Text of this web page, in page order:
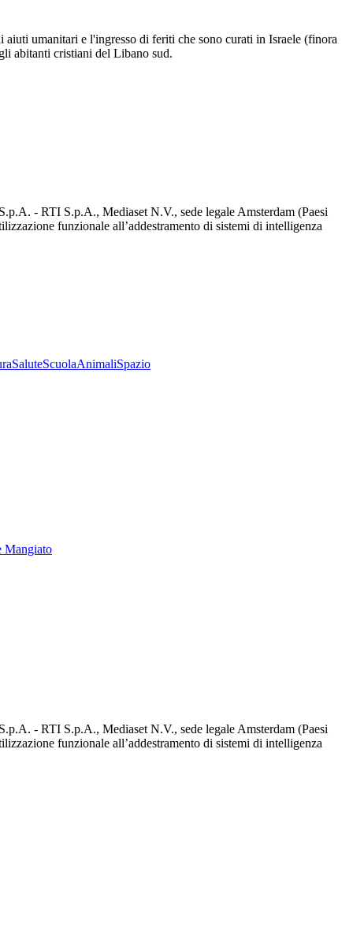
umanitari e l'ingresso di feriti che sono curati in Israele (finora
abitanti cristiani del Libano sud.
- RTI S.p.A., Mediaset N.V., sede legale Amsterdam (Paesi
funzionale all’addestramento di sistemi di intelligenza
SaluteScuolaAnimaliSpazio
Mangiato
- RTI S.p.A., Mediaset N.V., sede legale Amsterdam (Paesi
funzionale all’addestramento di sistemi di intelligenza